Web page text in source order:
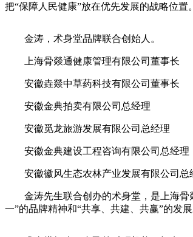
把“保障人民健康”放在优先发展的战略位置。
金涛，术身堂品牌联合创始人。
上海骨燚通健康管理有限公司董事长
安徽垚燚中草药科技有限公司董事长
安徽金典拍卖有限公司总经理
安徽觅龙旅游发展有限公司总经理
安徽金典建设工程咨询有限公司总经理
安徽徽风生态农林产业发展有限公司总
金涛先生联合创办的术身堂，是上海骨燚
一”的品牌精神和“共享、共建、共赢”的发